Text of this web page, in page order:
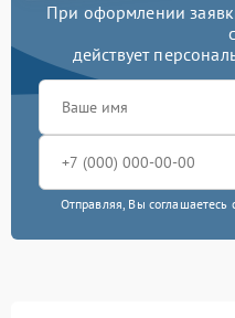
При оформлении
действует
Отправляя, Вы соглашаетесь